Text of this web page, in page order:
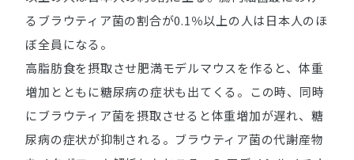
るブラウティア菌の割合が0.1％以上の人は日本人のほ
ぼ全員になる。
高脂肪食を摂取させ肥満モデルマウスを作ると、体重
増加とともに糖尿病の症状も出てくる。この時、同時
にブラウティア菌を摂取させると体重増加が遅れ、糖
尿病の症状が抑制される。ブラウティア菌の代謝産物